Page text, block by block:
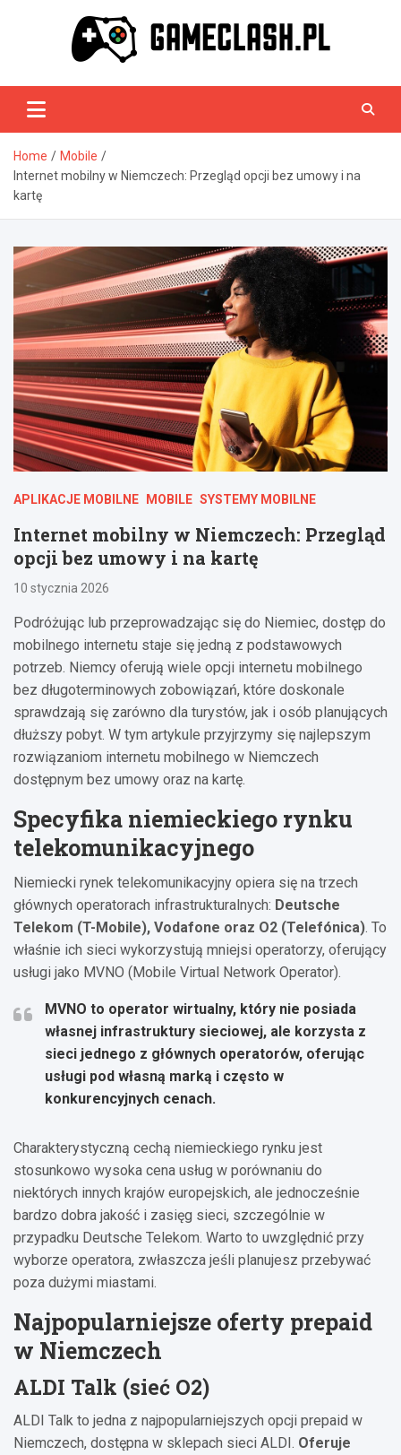
GameClash.pl
Home
Mobile
Internet mobilny w Niemczech: Przegląd opcji bez umowy i na
kartę
APLIKACJE MOBILNE MOBILE SYSTEMY MOBILNE
Internet mobilny w Niemczech: Przegląd
opcji bez umowy i na kartę
10 stycznia 2026
Podróżując lub przeprowadzając się do Niemiec, dostęp do
mobilnego internetu staje się jedną z podstawowych
potrzeb. Niemcy oferują wiele opcji internetu mobilnego
bez długoterminowych zobowiązań, które doskonale
sprawdzają się zarówno dla turystów, jak i osób planujących
dłuższy pobyt. W tym artykule przyjrzymy się najlepszym
rozwiązaniom internetu mobilnego w Niemczech
dostępnym bez umowy oraz na kartę.
Specyfika niemieckiego rynku
telekomunikacyjnego
Niemiecki rynek telekomunikacyjny opiera się na trzech
głównych operatorach infrastrukturalnych: Deutsche
Telekom (T-Mobile), Vodafone oraz O2 (Telefónica). To
właśnie ich sieci wykorzystują mniejsi operatorzy, oferujący
usługi jako MVNO (Mobile Virtual Network Operator).
MVNO to operator wirtualny, który nie posiada
własnej infrastruktury sieciowej, ale korzysta z
sieci jednego z głównych operatorów, oferując
usługi pod własną marką i często w
konkurencyjnych cenach.
Charakterystyczną cechą niemieckiego rynku jest
stosunkowo wysoka cena usług w porównaniu do
niektórych innych krajów europejskich, ale jednocześnie
bardzo dobra jakość i zasięg sieci, szczególnie w
przypadku Deutsche Telekom. Warto to uwzględnić przy
wyborze operatora, zwłaszcza jeśli planujesz przebywać
poza dużymi miastami.
Najpopularniejsze oferty prepaid
w Niemczech
ALDI Talk (sieć O2)
ALDI Talk to jedna z najpopularniejszych opcji prepaid w
Niemczech, dostępna w sklepach sieci ALDI. Oferuje